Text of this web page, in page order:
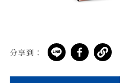
分享到：